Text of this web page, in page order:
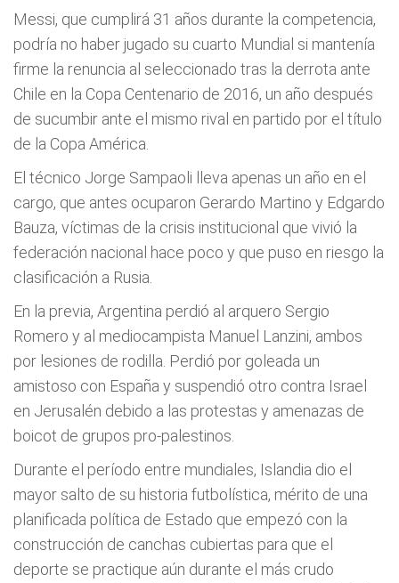
Messi, que cumplirá 31 años durante la competencia,
podría no haber jugado su cuarto Mundial si mantenía
firme la renuncia al seleccionado tras la derrota ante
Chile en la Copa Centenario de 2016, un año después
de sucumbir ante el mismo rival en partido por el título
de la Copa América.
El técnico Jorge Sampaoli lleva apenas un año en el
cargo, que antes ocuparon Gerardo Martino y Edgardo
Bauza, víctimas de la crisis institucional que vivió la
federación nacional hace poco y que puso en riesgo la
clasificación a Rusia.
En la previa, Argentina perdió al arquero Sergio
Romero y al mediocampista Manuel Lanzini, ambos
por lesiones de rodilla. Perdió por goleada un
amistoso con España y suspendió otro contra Israel
en Jerusalén debido a las protestas y amenazas de
boicot de grupos pro-palestinos.
Durante el período entre mundiales, Islandia dio el
mayor salto de su historia futbolística, mérito de una
planificada política de Estado que empezó con la
construcción de canchas cubiertas para que el
deporte se practique aún durante el más crudo